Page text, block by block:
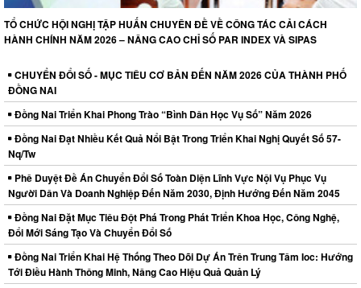
TỔ CHỨC HỘI NGHỊ TẬP HUẤN CHUYÊN ĐỀ VỀ CÔNG TÁC CẢI CÁCH
HÀNH CHÍNH NĂM 2026 – NÂNG CAO CHỈ SỐ PAR INDEX VÀ SIPAS
CHUYỂN ĐỔI SỐ - MỤC TIÊU CƠ BẢN ĐẾN NĂM 2026 CỦA THÀNH PHỐ
ĐỒNG NAI
Đồng Nai Triển Khai Phong Trào “Bình Dân Học Vụ Số” Năm 2026
Đồng Nai Đạt Nhiều Kết Quả Nổi Bật Trong Triển Khai Nghị Quyết Số 57-
Nq/Tw
Phê Duyệt Đề Án Chuyển Đổi Số Toàn Diện Lĩnh Vực Nội Vụ Phục Vụ
Người Dân Và Doanh Nghiệp Đến Năm 2030, Định Hướng Đến Năm 2045
Đồng Nai Đặt Mục Tiêu Đột Phá Trong Phát Triển Khoa Học, Công Nghệ,
Đổi Mới Sáng Tạo Và Chuyển Đổi Số
Đồng Nai Triển Khai Hệ Thống Theo Dõi Dự Án Trên Trung Tâm Ioc: Hướng
Tới Điều Hành Thông Minh, Nâng Cao Hiệu Quả Quản Lý